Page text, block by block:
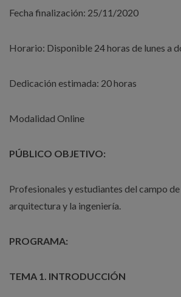
Fecha finalización: 25/11/2020
Horario: Disponible 24 horas de lunes a
Dedicación estimada: 20 horas
Modalidad Online
PÚBLICO OBJETIVO:
Profesionales y estudiantes del campo
arquitectura y la ingeniería.
PROGRAMA:
TEMA 1. INTRODUCCIÓN